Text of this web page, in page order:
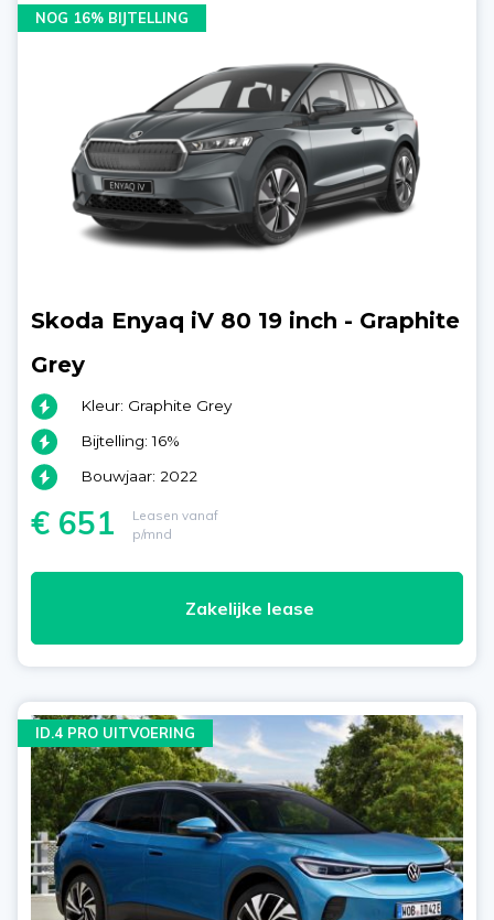
NOG 16% BIJTELLING
Skoda Enyaq iV 80 19 inch - Graphite
Grey
Kleur: Graphite Grey
Bijtelling: 16%
Bouwjaar: 2022
€ 651
Leasen vanaf
p/mnd
Zakelijke lease
ID.4 PRO UITVOERING